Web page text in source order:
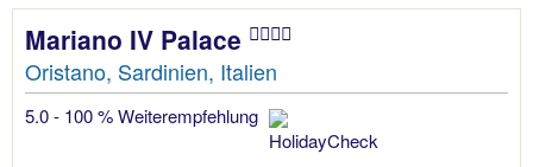
Mariano IV Palace
Oristano, Sardinien, Italien
5.0 - 100 % Weiterempfehlung